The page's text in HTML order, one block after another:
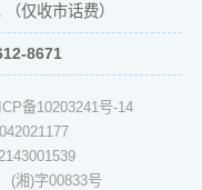
（仅收市话费）
8671
备10203241号-14
(湘)字00833号